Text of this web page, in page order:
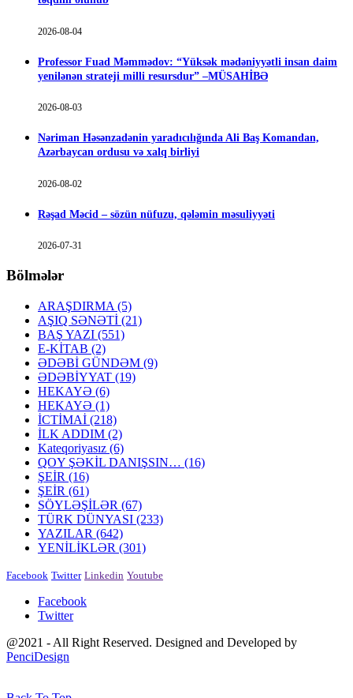
2026-08-04
Professor Fuad Məmmədov: “Yüksək mədəniyyətli insan daim
yenilənən strateji milli resursdur” –MÜSAHİBƏ
2026-08-03
Nəriman Həsənzadənin yaradıcılığında Ali Baş Komandan,
Azərbaycan ordusu və xalq birliyi
2026-08-02
Rəşad Məcid – sözün nüfuzu, qələmin məsuliyyəti
2026-07-31
Bölmələr
ARAŞDIRMA (5)
AŞIQ SƏNƏTİ (21)
BAŞ YAZI (551)
E-KİTAB (2)
ƏDƏBİ GÜNDƏM (9)
ƏDƏBİYYAT (19)
HEKAYƏ (6)
HEKAYƏ (1)
İCTİMAİ (218)
İLK ADDIM (2)
Kateqoriyasız (6)
QOY ŞƏKİL DANIŞSIN… (16)
ŞEİR (16)
ŞEİR (61)
SÖYLƏŞİLƏR (67)
TÜRK DÜNYASI (233)
YAZILAR (642)
YENİLİKLƏR (301)
Facebook Twitter Linkedin Youtube
Facebook
Twitter
@2021 - All Right Reserved. Designed and Developed by
PenciDesign